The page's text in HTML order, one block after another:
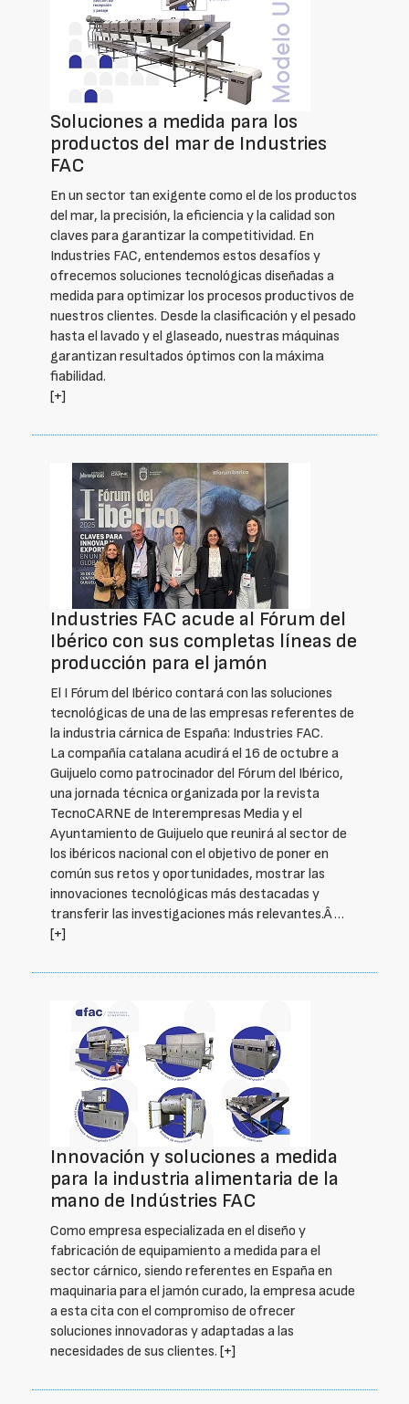
Soluciones a medida para los
productos del mar de Industries
FAC
En un sector tan exigente como el de los productos
del mar, la precisión, la eficiencia y la calidad son
claves para garantizar la competitividad. En
Industries FAC, entendemos estos desafíos y
ofrecemos soluciones tecnológicas diseñadas a
medida para optimizar los procesos productivos de
nuestros clientes. Desde la clasificación y el pesado
hasta el lavado y el glaseado, nuestras máquinas
garantizan resultados óptimos con la máxima
fiabilidad.
[+]
Industries FAC acude al Fórum del
Ibérico con sus completas líneas de
producción para el jamón
El I Fórum del Ibérico contará con las soluciones
tecnológicas de una de las empresas referentes de
la industria cárnica de España: Industries FAC.
La compañía catalana acudirá el 16 de octubre a
Guijuelo como patrocinador del Fórum del Ibérico,
una jornada técnica organizada por la revista
TecnoCARNE de Interempresas Media y el
Ayuntamiento de Guijuelo que reunirá al sector de
los ibéricos nacional con el objetivo de poner en
común sus retos y oportunidades, mostrar las
innovaciones tecnológicas más destacadas y
transferir las investigaciones más relevantes.Â …
[+]
Innovación y soluciones a medida
para la industria alimentaria de la
mano de Indústries FAC
Como empresa especializada en el diseño y
fabricación de equipamiento a medida para el
sector cárnico, siendo referentes en España en
maquinaria para el jamón curado, la empresa acude
a esta cita con el compromiso de ofrecer
soluciones innovadoras y adaptadas a las
necesidades de sus clientes. [+]